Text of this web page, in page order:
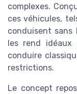
complexes.
ces véhicules,
conduisent sans
les rend idéaux
conduire
restrictions.
Le concept